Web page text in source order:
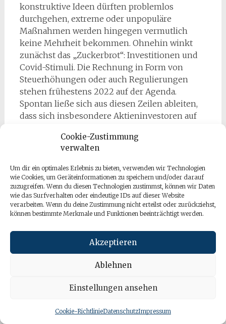
Cookie-Zustimmung
verwalten
Um dir ein optimales Erlebnis zu bieten, verwenden wir Technologien
wie Cookies, um Geräteinformationen zu speichern und/oder darauf
zuzugreifen. Wenn du diesen Technologien zustimmst, können wir Daten
wie das Surfverhalten oder eindeutige IDs auf dieser Website
verarbeiten. Wenn du deine Zustimmung nicht erteilst oder zurückziehst,
können bestimmte Merkmale und Funktionen beeinträchtigt werden.
Akzeptieren
Ablehnen
Einstellungen ansehen
Cookie-RichtlinieDatenschutzImpressum
konstruktive Ideen dürften problemlos
durchgehen, extreme oder unpopuläre
Maßnahmen werden hingegen vermutlich
keine Mehrheit bekommen. Ohnehin winkt
zunächst das „Zuckerbrot“: Investitionen und
Covid-Stimuli. Die Rechnung in Form von
Steuerhöhungen oder auch Regulierungen
stehen frühestens 2022 auf der Agenda.
Spontan ließe sich aus diesen Zeilen ableiten,
dass sich insbesondere Aktieninvestoren auf
dürfen. Dies ist auch der Konsens der meisten
Analystenkommentare, die derzeit publiziert
werden. Insbesondere Asien und den
Schwellenländern wird viel zugetraut.
Die USA hingegen halten einige Beobachter
unter Bewertungsaspekten für reichlich teuer.
Nachholpotenzial zugebilligt. Am Rentenmarkt
würde eine Entspannung im Thema Covid
bedeuten, dass die relative Attraktivität der
sicheren Häfen schwindet, weil diese nicht
Renditen bei den langen Laufzeiten – die
gehalten. Hochrentierliche Titel niedrigerer